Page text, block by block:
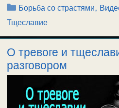
Рубрики
Борьба со страстями,
Тщеславие
О тревоге и
разговором